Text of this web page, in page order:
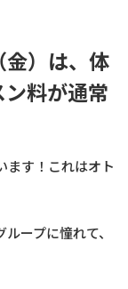
）は、体
料が通常
ます！これはオト
ープに憧れて、